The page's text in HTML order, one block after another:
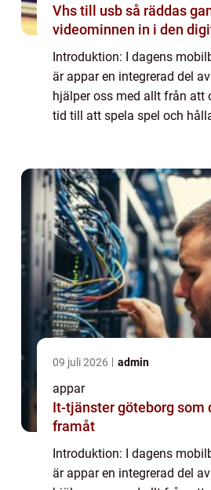
Vhs till usb så räddas gamla
videominnen in i den
Introduktion: I dagens
är appar en integrerad del
hjälper oss med allt från att
tid till att spela spel och
09 juli 2026 admin
appar
It-tjänster göteborg som
framåt
Introduktion: I dagens
är appar en integrerad del